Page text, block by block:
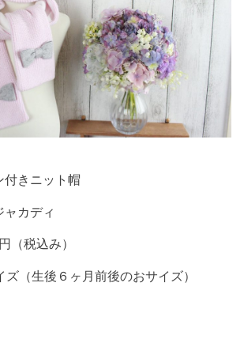
付きニット帽
ャカディ
（税込み）
（生後６ヶ月前後のおサイズ）